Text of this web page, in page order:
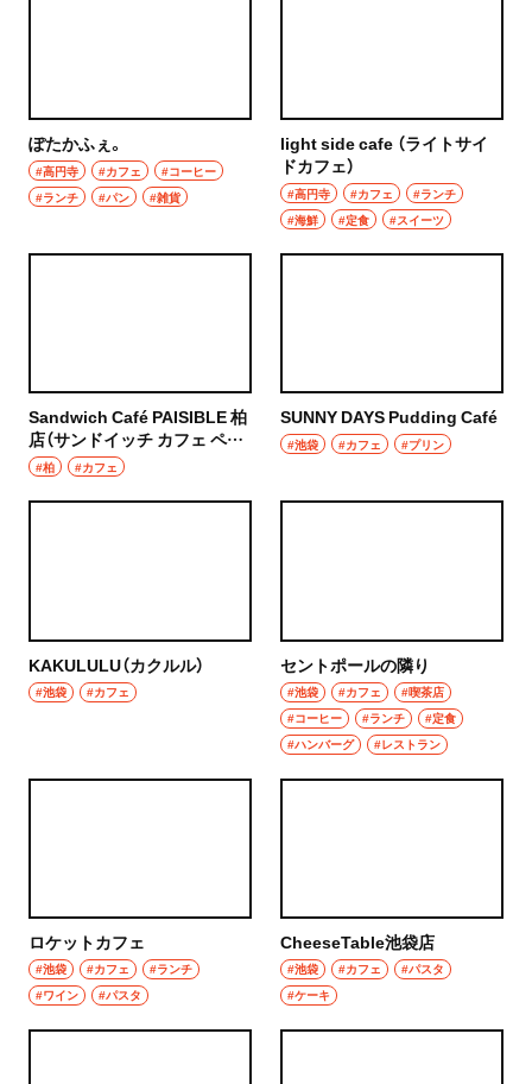
所沢・狭山・入間・飯能
飯能
所沢
川越・朝霞・ふじみ野・志木
川越
千葉県
津田沼
習志野
バー
日本酒
ビール
ホッピー
サワー
寿司
とんかつ
和食
ぽたかふぇ。
#高円寺 #カフェ
#コーヒー
#ランチ
#パン #雑貨
light side cafe （ライトサイ
ドカフェ）
#高円寺 #カフェ
#ランチ
#海鮮
#定食 #スイーツ
Sandwich Café PAISIBLE 柏
店（サンドイッチ カフェ ペジ
ーブル かしわてん）
#柏 #カフェ
SUNNY DAYS Pudding Café
#池袋 #カフェ #プリン
KAKULULU（カクルル）
#池袋 #カフェ
セントポールの隣り
#池袋 #カフェ
#喫茶店
#コーヒー
#ランチ
#定食
#ハンバーグ
#レストラン
ロケットカフェ
#池袋 #カフェ
#ランチ
#ワイン
#パスタ
CheeseTable池袋店
#池袋 #カフェ
#パスタ
#ケーキ